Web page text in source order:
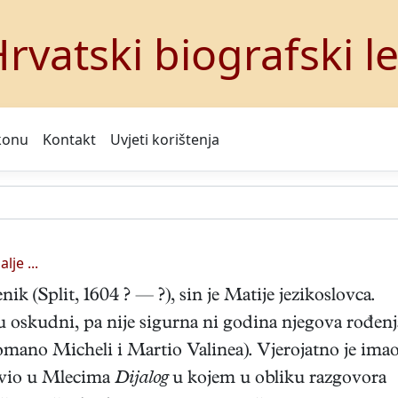
biografski
Kontakt Uvjeti korištenja
...
(Split, 1604 ? — ?), sin je Matije jezikoslovca.
pa nije sigurna ni godina njegova
Micheli i Martio Valinea). Vjerojatno je
u Mlecima Dijalogu kojem u obliku razgovora